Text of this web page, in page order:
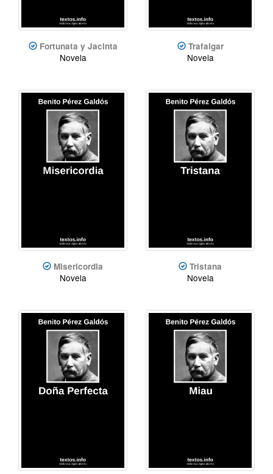
Fortunata y Jacinta
Novela
Trafalgar
Novela
Misericordia
Novela
Tristana
Novela